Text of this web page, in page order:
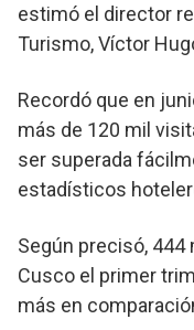
estimó el director
Turismo, Víctor
Recordó que en
más de 120 mil
ser superada
estadísticos
Según precisó,
Cusco el primer
más en